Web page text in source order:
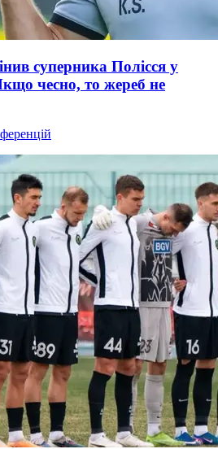
суперника Полісся у
чесно, то жереб не